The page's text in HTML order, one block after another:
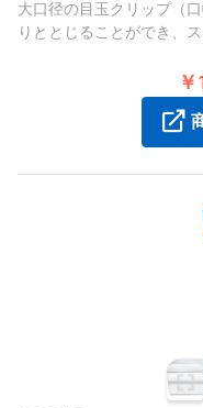
大口径の目玉クリップ（
りととじることができ、
30個入りで、使い勝手の